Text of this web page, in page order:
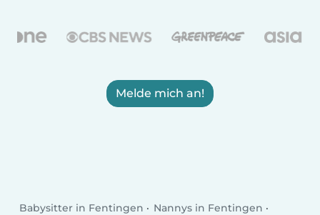
Melde mich an!
Babysitter in Fentingen
Nannys in Fentingen